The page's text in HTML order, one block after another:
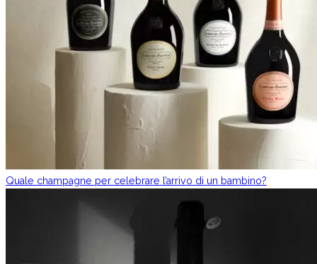
Quale champagne per celebrare l’arrivo di un bambino?